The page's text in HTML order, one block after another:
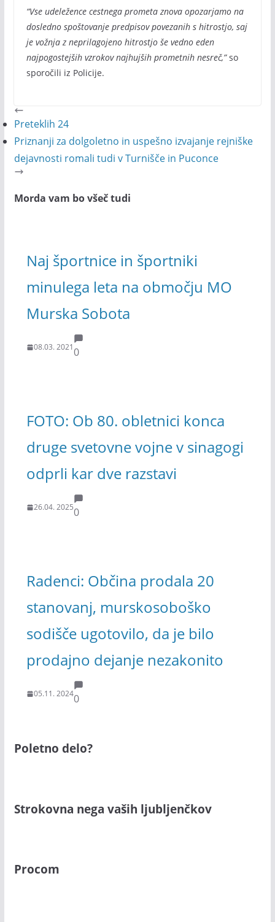
“Vse udeležence cestnega prometa znova opozarjamo na
dosledno spoštovanje predpisov povezanih s hitrostjo, saj
je vožnja z neprilagojeno hitrostjo še vedno eden
najpogostejših vzrokov najhujših prometnih nesreč,”so
sporočili iz Policije.
Preteklih 24
Priznanji za dolgoletno in uspešno izvajanje rejniške
dejavnosti romali tudi v Turnišče in Puconce
Morda vam bo všeč tudi
Naj športnice in športniki
minulega leta na območju MO
Murska Sobota
08.03. 20210
FOTO: Ob 80. obletnici konca
druge svetovne vojne v sinagogi
odprli kar dve razstavi
26.04. 20250
Radenci: Občina prodala 20
stanovanj, murskosoboško
sodišče ugotovilo, da je bilo
prodajno dejanje nezakonito
05.11. 20240
Poletno delo?
Strokovna nega vaših ljubljenčkov
Procom